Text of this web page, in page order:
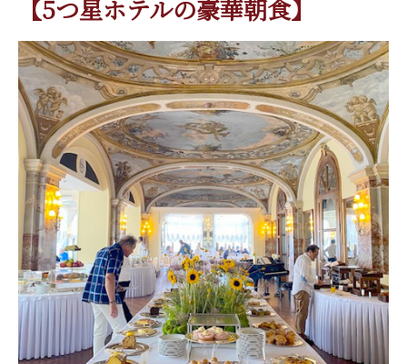
【5つ星ホテルの豪華朝食】